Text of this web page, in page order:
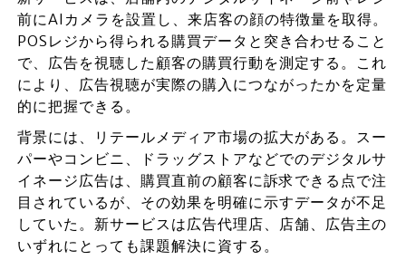
前にAIカメラを設置し、来店客の顔の特徴量を取得。
POSレジから得られる購買データと突き合わせること
で、広告を視聴した顧客の購買行動を測定する。これ
により、広告視聴が実際の購入につながったかを定量
的に把握できる。
背景には、リテールメディア市場の拡大がある。スー
パーやコンビニ、ドラッグストアなどでのデジタルサ
イネージ広告は、購買直前の顧客に訴求できる点で注
目されているが、その効果を明確に示すデータが不足
していた。新サービスは広告代理店、店舗、広告主の
いずれにとっても課題解決に資する。